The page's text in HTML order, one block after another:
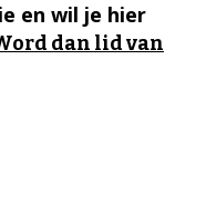
en wil je hier
dan lid van